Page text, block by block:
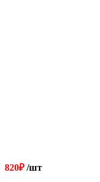
820₽/шт